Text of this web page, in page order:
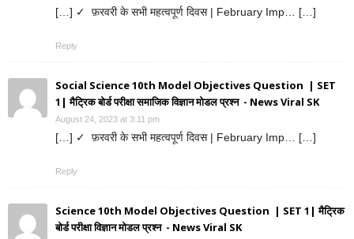
[…] ✓ फ़रवरी के सभी महत्वपूर्ण दिवस | February Imp… […]
Reply
Social Science 10th Model Objectives Question | SET
1| मैट्रिक बोर्ड परीक्षा समाजिक विज्ञान मोडल प्रश्न - News Viral SK
August 24, 2023 at 3:11 pm
[…] ✓ फ़रवरी के सभी महत्वपूर्ण दिवस | February Imp… […]
Reply
Science 10th Model Objectives Question | SET 1| मैट्रिक
बोर्ड परीक्षा विज्ञान मोडल प्रश्न - News Viral SK